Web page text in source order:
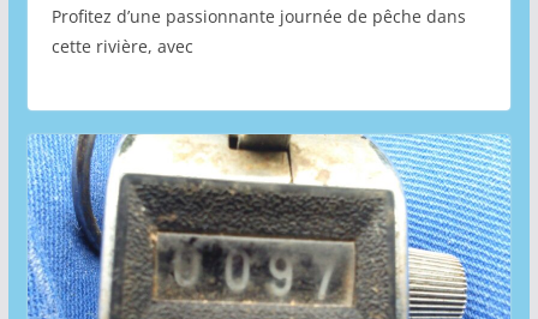
Profitez d’une passionnante journée de pêche dans
cette rivière, avec